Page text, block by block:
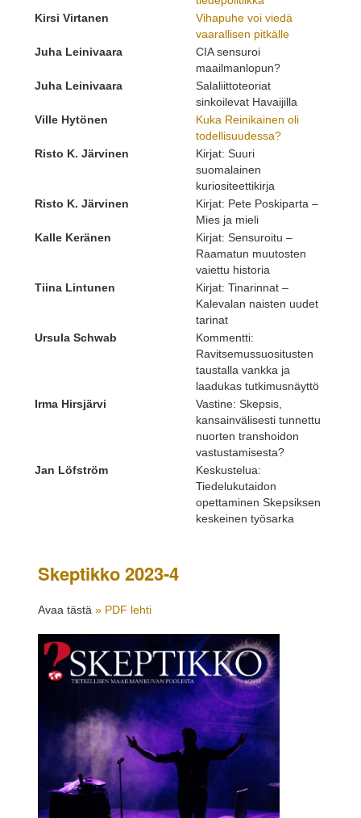
Kirsi Virtanen
Vihapuhe voi viedä
vaarallisen pitkälle
Juha Leinivaara
CIA sensuroi
maailmanlopun?
Juha Leinivaara
Salaliittoteoriat
sinkoilevat Havaijilla
Ville Hytönen
Kuka Reinikainen oli
todellisuudessa?
Risto K. Järvinen
Kirjat: Suuri
suomalainen
kuriositeettikirja
Risto K. Järvinen
Kirjat: Pete Poskiparta –
Mies ja mieli
Kalle Keränen
Kirjat: Sensuroitu –
Raamatun muutosten
vaiettu historia
Tiina Lintunen
Kirjat: Tinarinnat –
Kalevalan naisten uudet
tarinat
Ursula Schwab
Kommentti:
Ravitsemussuositusten
taustalla vankka ja
laadukas tutkimusnäyttö
Irma Hirsjärvi
Vastine: Skepsis,
kansainvälisesti tunnettu
nuorten transhoidon
vastustamisesta?
Jan Löfström
Keskustelua:
Tiedelukutaidon
opettaminen Skepsiksen
keskeinen työsarka
Skeptikko 2023-4
Avaa tästä» PDF lehti